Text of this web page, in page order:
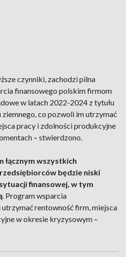
czynniki, zachodzi pilna
finansowego polskim firmom
w latach 2022-2024 z tytułu
co pozwoli im utrzymać
pracy i zdolności produkcyjne
– stwierdzono.
łącznym wszystkich
będzie niski
finansowej, w tym
. Program wsparcia
rentowność firm, miejsca
w okresie kryzysowym –